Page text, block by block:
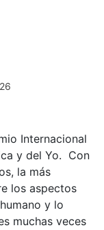
Internacional
y del Yo. Con
la más
los aspectos
y lo
muchas veces